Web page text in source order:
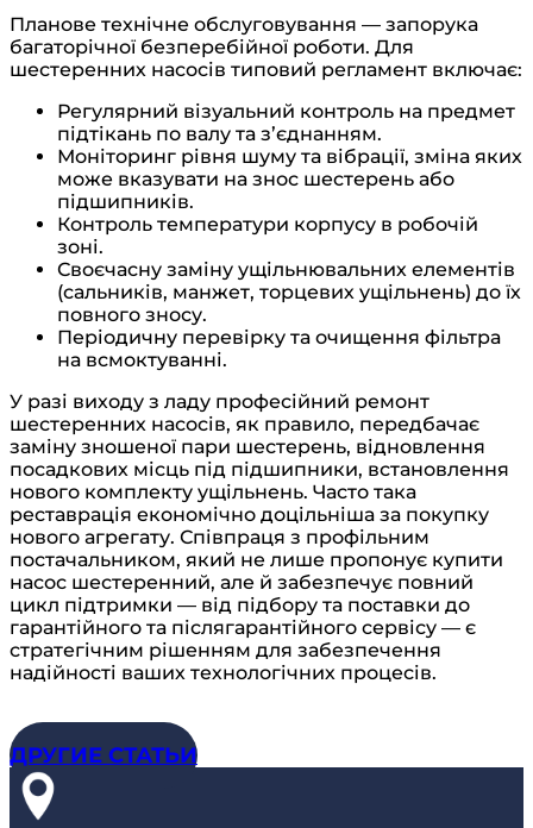
Планове технічне обслуговування — запорука
багаторічної безперебійної роботи. Для
шестеренних насосів типовий регламент включає:
Регулярний візуальний контроль на предмет
підтікань по валу та з’єднанням.
Моніторинг рівня шуму та вібрації, зміна яких
може вказувати на знос шестерень або
підшипників.
Контроль температури корпусу в робочій
зоні.
Своєчасну заміну ущільнювальних елементів
(сальників, манжет, торцевих ущільнень) до їх
повного зносу.
Періодичну перевірку та очищення фільтра
на всмоктуванні.
У разі виходу з ладу професійний ремонт
шестеренних насосів, як правило, передбачає
заміну зношеної пари шестерень, відновлення
посадкових місць під підшипники, встановлення
нового комплекту ущільнень. Часто така
реставрація економічно доцільніша за покупку
нового агрегату. Співпраця з профільним
постачальником, який не лише пропонує купити
насос шестеренний, але й забезпечує повний
цикл підтримки — від підбору та поставки до
гарантійного та післягарантійного сервісу — є
стратегічним рішенням для забезпечення
надійності ваших технологічних процесів.
ДРУГИЕ СТАТЬИ